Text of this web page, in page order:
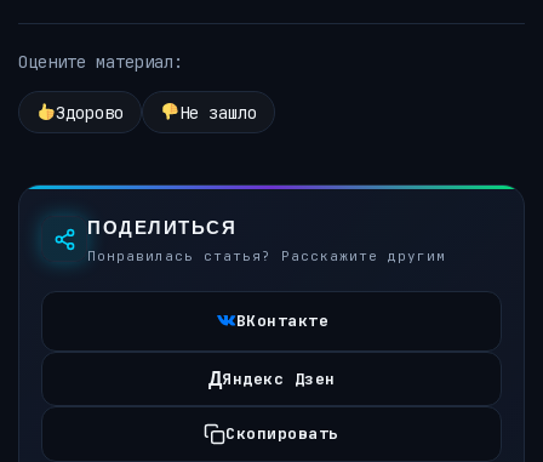
Оцените материал:
Здорово Не зашло
ПОДЕЛИТЬСЯ
Понравилась статья? Расскажите другим
ВКонтакте
ДЯндекс Дзен
Скопировать